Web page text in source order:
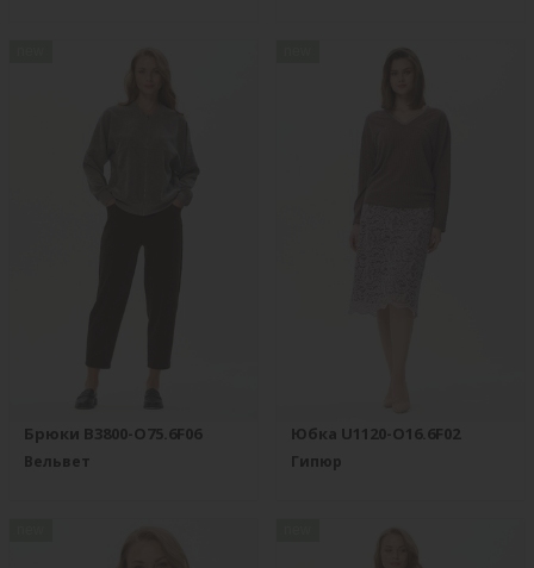
Брюки B3800-O75.6F06
Вельвет
Юбка U1120-O16.6F02
Гипюр